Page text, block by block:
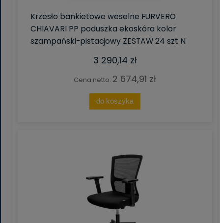
Krzesło bankietowe weselne FURVERO
CHIAVARI PP poduszka ekoskóra kolor
szampański-pistacjowy ZESTAW 24 szt N
3 290,14 zł
Cena netto: 2 674,91 zł
do koszyka